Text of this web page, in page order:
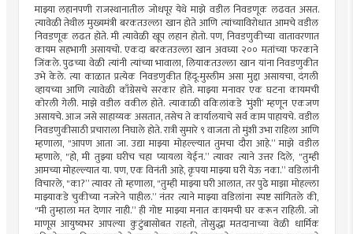
माझ्या लहानपणी राजस्थानातील जोधपूर येथे माझे वडील निवडणूक लढवत असत.
त्यावेळी तेथील मुख्यमंत्री बरकतउल्ला खान होते आणि त्यांच्याविरोधात आमचे वडील
निवडणूक लढत होते. मी त्यावेळी खूप लहान होतो. पण, निवडणुकीच्या वातावरणात
कायम सहभागी असायचो. एकदा बरकतउल्ला खान अवघ्या २०० मतांच्या फरकाने
जिंकले. पुढच्या वेळी त्यांनी त्यांच्या भावाला, लियाकतउल्ला खान यांना निवडणुकीत
उभे केले. त्या काळात प्रत्येक निवडणुकीत हिंदू-मुस्लीम असा मुद्दा असायचा, दंगली
व्हायच्या आणि त्यावेळी काँग्रेसचे सरकार होते. माझ्या मनावर एक घटना कायमची
कोरली गेली. माझे वडील वकील होते. त्याकाळी वकिलांकडे ‘मुंशी’ म्हणून एकजण
असायचे. आज जसे साहाय्यक असतात, तसेच ते कार्यालयाचे सर्व काम पाहायचे. वडील
निवडणुकीसाठी प्रचाराला निघाले होते. रात्री सुमारे ९ वाजता तो मुंशी उभा राहिला आणि
म्हणाला, "आपण आता जा. उद्या माझ्या मोहल्ल्यात तुमचा दौरा आहे.” माझे वडील
म्हणाले, "हो, मी तुझ्या घरीच चहा प्यायला येईन.” त्यावर त्याने उत्तर दिले, "तुम्ही
आमच्या मोहल्ल्यात या. पण, एक विनंती आहे, कृपया माझ्या घरी येऊ नका.” वडिलांनी
विचारले, "का?” त्यावर तो म्हणाला, "तुम्ही माझ्या घरी आलात, तर पुढे माझा मोहल्ला
माझ्याकडे चुकीच्या नजरेने पाहील.” नंतर त्याने माझ्या वडिलांना स्पष्ट सांगितले की,
"मी तुम्हाला मत देणार नाही.” ही गोष्ट माझ्या मनात कायमची घर करून राहिली. जो
माणूस आयुष्यभर आपल्या कुटुंबासोबत राहतो, तोसुद्धा मतदानाच्या वेळी धार्मिक